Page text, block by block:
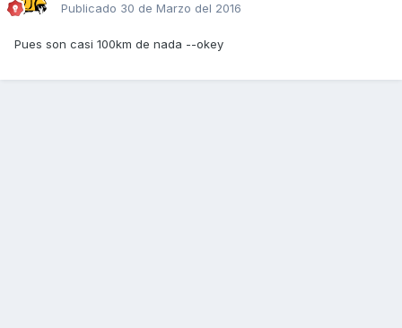
Publicado 30 de Marzo del 2016
Pues son casi 100km de nada --okey